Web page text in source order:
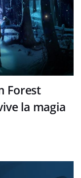
Forest
la magia